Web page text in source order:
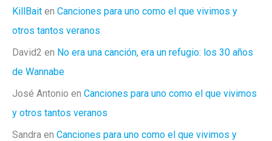
KillBait en Canciones para uno como el que vivimos y
otros tantos veranos
David2 en No era una canción, era un refugio: los 30 años
de Wannabe
José Antonio en Canciones para uno como el que vivimos
y otros tantos veranos
Sandra en Canciones para uno como el que vivimos y